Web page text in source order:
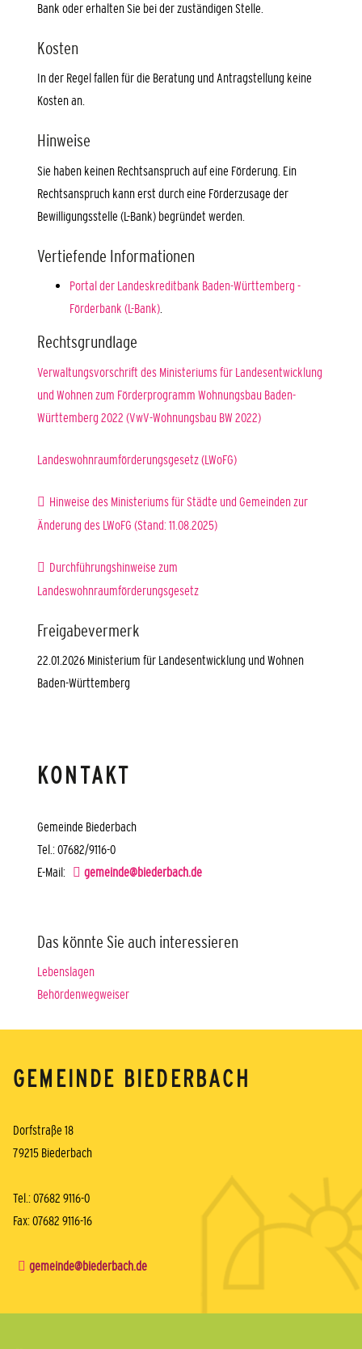
Bank oder erhalten Sie bei der zuständigen Stelle.
Kosten
In der Regel fallen für die Beratung und Antragstellung keine
Kosten an.
Hinweise
Sie haben keinen Rechtsanspruch auf eine Förderung. Ein
Rechtsanspruch kann erst durch eine Förderzusage der
Bewilligungsstelle (L-Bank) begründet werden.
Vertiefende Informationen
Portal der Landeskreditbank Baden-Württemberg -
Förderbank (L-Bank)
Rechtsgrundlage
Verwaltungsvorschrift des Ministeriums für Landesentwicklung
und Wohnen zum Förderprogramm Wohnungsbau Baden-
Württemberg 2022 (VwV-Wohnungsbau BW 2022)
Landeswohnraumförderungsgesetz(LWoFG)
Hinweise des Ministeriums für Städte und Gemeinden zur
Änderung des LWoFG (Stand: 11.08.2025)
Durchführungshinweise zum
Landeswohnraumförderungsgesetz
Freigabevermerk
22.01.2026 Ministerium für Landesentwicklung und Wohnen
Baden-Württemberg
KONTAKT
Gemeinde Biederbach
Tel.: 07682/9116-0
E-Mail:
gemeinde@biederbach.de
Das könnte Sie auch interessieren
Lebenslagen
Behördenwegweiser
GEMEINDE BIEDERBACH
Dorfstraße 18
79215 Biederbach
Tel.: 07682 9116-0
Fax: 07682 9116-16
gemeinde@biederbach.de